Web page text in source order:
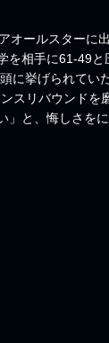
オールスターに
相手に61-49と
に挙げられてい
スリバウンドを
と、悔しさをに